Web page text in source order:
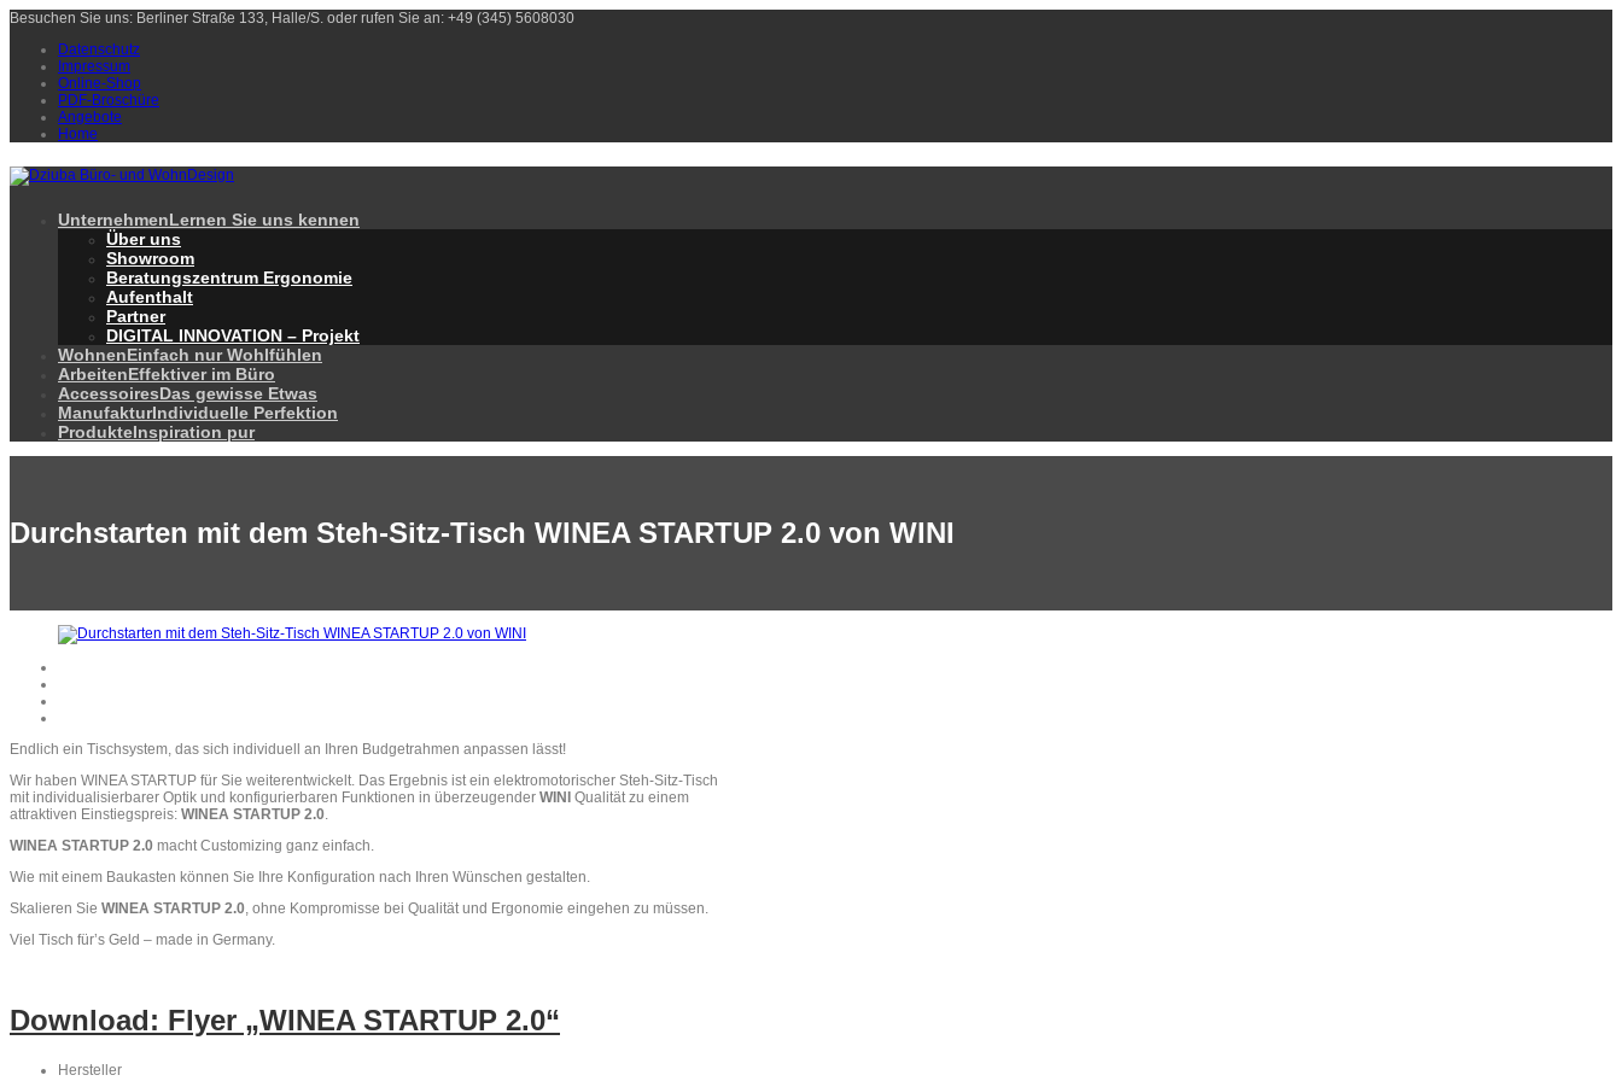
Besuchen Sie uns: Berliner Straße 133, Halle/S. oder rufen Sie an: +49 (345) 5608030
Datenschutz
Impressum
Online-Shop
PDF-Broschüre
Angebote
Home
UnternehmenLernen Sie uns kennen
Über uns
Showroom
Beratungszentrum Ergonomie
Aufenthalt
Partner
DIGITAL INNOVATION – Projekt
WohnenEinfach nur Wohlfühlen
ArbeitenEffektiver im Büro
AccessoiresDas gewisse Etwas
ManufakturIndividuelle Perfektion
ProdukteInspiration pur
Durchstarten mit dem Steh-Sitz-Tisch WINEA STARTUP 2.0 von WINI
Endlich ein Tischsystem, das sich individuell an Ihren Budgetrahmen anpassen lässt!
Wir haben WINEA STARTUP für Sie weiterentwickelt. Das Ergebnis ist ein elektromotorischer Steh-Sitz-Tisch
mit individualisierbarer Optik und konfigurierbaren Funktionen in überzeugender WINI Qualität zu einem
attraktiven Einstiegspreis: WINEA STARTUP 2.0.
WINEA STARTUP 2.0 macht Customizing ganz einfach.
Wie mit einem Baukasten können Sie Ihre Konfiguration nach Ihren Wünschen gestalten.
Skalieren Sie WINEA STARTUP 2.0, ohne Kompromisse bei Qualität und Ergonomie eingehen zu müssen.
Viel Tisch für’s Geld – made in Germany.
Download: Flyer „WINEA STARTUP 2.0“
Hersteller